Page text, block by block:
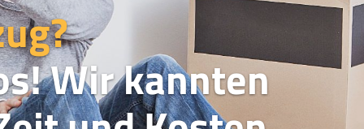
Wir kannten